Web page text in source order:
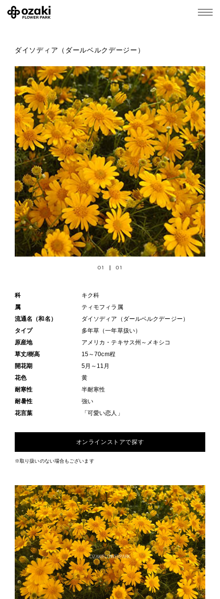
ダイソディア（ダールベルクデージー）
01 01
科
キク科
属
ティモフィラ属
流通名（和名）
ダイソディア（ダールベルクデージー）
タイプ
多年草（一年草扱い）
原産地
アメリカ・テキサス州～メキシコ
草丈/樹高
15～70cm程
開花期
5月～11月
花色
黄
耐寒性
半耐寒性
耐暑性
強い
花言葉
「可愛い恋人」
オンラインストアで探す
※取り扱いのない場合もございます